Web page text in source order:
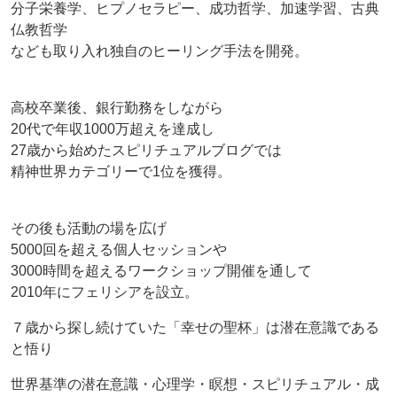
分子栄養学、ヒプノセラピー、成功哲学、加速学習、古典
仏教哲学
なども取り入れ独自のヒーリング手法を開発。
高校卒業後、銀行勤務をしながら
20代で年収1000万超えを達成し
27歳から始めたスピリチュアルブログでは
精神世界カテゴリーで1位を獲得。
その後も活動の場を広げ
5000回を超える個人セッションや
3000時間を超えるワークショップ開催を通して
2010年にフェリシアを設立。
７歳から探し続けていた「幸せの聖杯」は潜在意識である
と悟り
世界基準の潜在意識・心理学・瞑想・スピリチュアル・成